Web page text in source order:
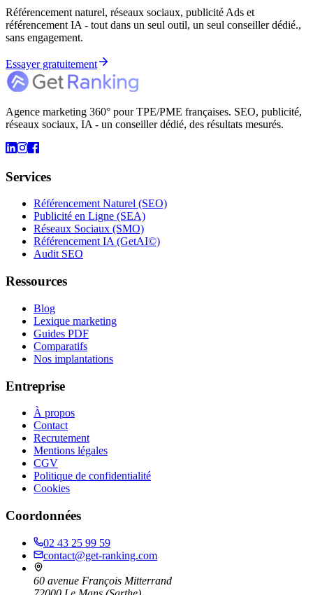
Référencement naturel, réseaux sociaux, publicité Ads et
référencement IA - tout dans un seul outil, un seul conseiller dédié.,
sans engagement.
Essayer gratuitement
Agence marketing 360° pour TPE/PME françaises. SEO, publicité,
réseaux sociaux, IA - un conseiller dédié, des résultats mesurés.
Services
Référencement Naturel (SEO)
Publicité en Ligne (SEA)
Réseaux Sociaux (SMO)
Référencement IA (GetAI©)
Audit SEO
Ressources
Blog
Lexique marketing
Guides PDF
Comparatifs
Nos implantations
Entreprise
À propos
Contact
Recrutement
Mentions légales
CGV
Politique de confidentialité
Cookies
Coordonnées
02 43 25 99 59
contact@get-ranking.com
60 avenue François Mitterrand